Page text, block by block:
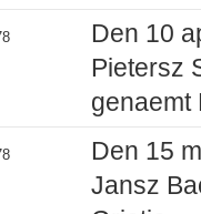
Den 10
Pietersz
genaemt
Den 15
Jansz